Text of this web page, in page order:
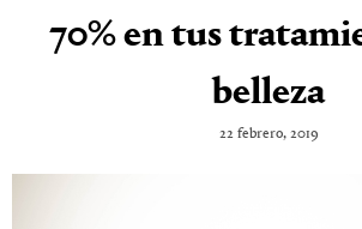
70% en tus
belleza
22 febrero, 2019